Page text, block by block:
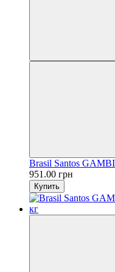
Brasil Santos
951.00 грн
Купить